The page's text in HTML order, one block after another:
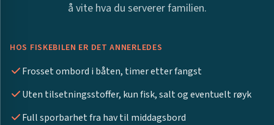
å vite hva du serverer familien.
HOS FISKEBILEN ER DET ANNERLEDES
Frosset ombord i båten, timer etter fangst
Uten tilsetningsstoffer, kun fisk, salt og eventuelt røyk
Full sporbarhet fra hav til middagsbord